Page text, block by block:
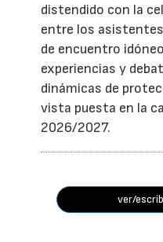
distendido con la
entre los
de encuentro
experiencias y
dinámicas de
vista puesta en la
2026/2027.
ver/